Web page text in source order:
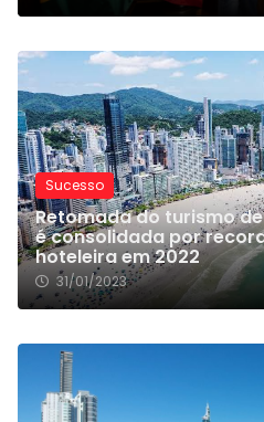
Sucesso
Retomada do turismo
é consolidada por
hoteleira em 2022
31/01/2023